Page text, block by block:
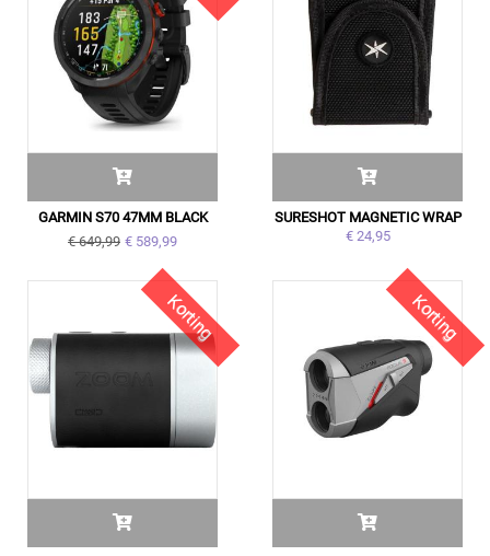
GARMIN S70 47MM BLACK
€ 649,99 € 589,99
SURESHOT MAGNETIC WRAP
€ 24,95
Korting Korting